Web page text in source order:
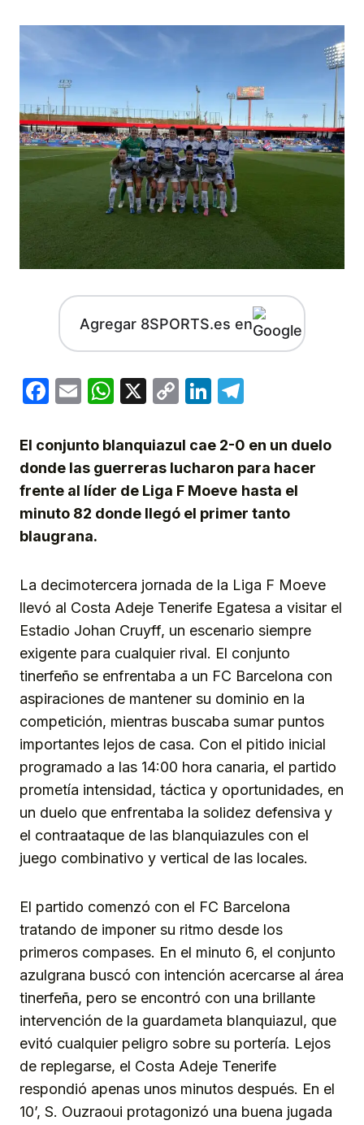
Agregar 8SPORTS.es en
Facebook
EmailWhatsApp
X
CopyLinkedIn
El conjunto blanquiazul cae 2-0 en un duelo
donde las guerreras lucharon para hacer
frente al líder de Liga F Moeve hasta el
minuto 82 donde llegó el primer tanto
blaugrana.
La decimotercera jornada de la Liga F Moeve
llevó al Costa Adeje Tenerife Egatesa a visitar el
Estadio Johan Cruyff, un escenario siempre
exigente para cualquier rival. El conjunto
tinerfeño se enfrentaba a un FC Barcelona con
aspiraciones de mantener su dominio en la
competición, mientras buscaba sumar puntos
importantes lejos de casa. Con el pitido inicial
programado a las 14:00 hora canaria, el partido
prometía intensidad, táctica y oportunidades, en
un duelo que enfrentaba la solidez defensiva y
el contraataque de las blanquiazules con el
juego combinativo y vertical de las locales.
El partido comenzó con el FC Barcelona
tratando de imponer su ritmo desde los
primeros compases. En el minuto 6, el conjunto
azulgrana buscó con intención acercarse al área
tinerfeña, pero se encontró con una brillante
intervención de la guardameta blanquiazul, que
evitó cualquier peligro sobre su portería. Lejos
de replegarse, el Costa Adeje Tenerife
respondió apenas unos minutos después. En el
10’, S. Ouzraoui protagonizó una buena jugada